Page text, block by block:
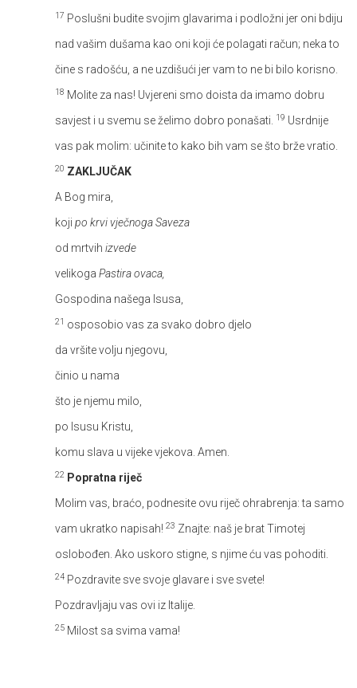
17 Poslušni budite svojim glavarima i podložni jer oni bdiju
nad vašim dušama kao oni koji će polagati račun; neka to
čine s radošću, a ne uzdišući jer vam to ne bi bilo korisno.
18 Molite za nas! Uvjereni smo doista da imamo dobru
savjest i u svemu se želimo dobro ponašati.
19 Usrdnije
vas pak molim: učinite to kako bih vam se što brže vratio.
20 ZAKLJUČAK
A Bog mira,
koji po krvi vječnoga Saveza
od mrtvih izvede
velikoga Pastira ovaca,
Gospodina našega Isusa,
21 osposobio vas za svako dobro djelo
da vršite volju njegovu,
činio u nama
što je njemu milo,
po Isusu Kristu,
komu slava u vijeke vjekova. Amen.
22 Popratna riječ
Molim vas, braćo, podnesite ovu riječ ohrabrenja: ta samo
vam ukratko napisah! 23 Znajte: naš je brat Timotej
oslobođen. Ako uskoro stigne, s njime ću vas pohoditi.
24 Pozdravite sve svoje glavare i sve svete!
Pozdravljaju vas ovi iz Italije.
25 Milost sa svima vama!